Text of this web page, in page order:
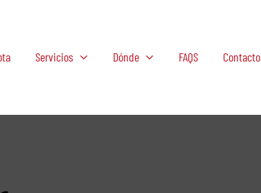
Servicios Dónde FAQS Contacto